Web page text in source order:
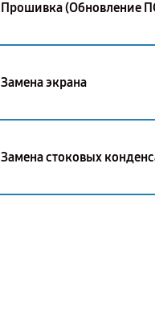
Прошивка (Обновление
Замена экрана
Замена стоковых